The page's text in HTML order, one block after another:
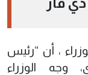
، أن “رئيس
وجه الوزراء